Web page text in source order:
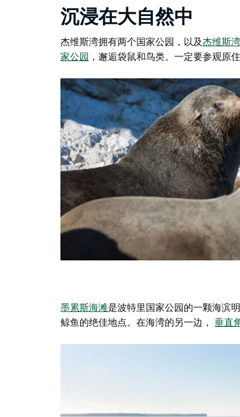
沉浸在大自然中
杰维斯湾拥有两个国家公园，以及杰维斯
家公园 ，邂逅袋鼠和鸟类。一定要参观原
墨累斯海滩是波特里国家公园的一颗海滨
鲸鱼的绝佳地点。在海湾的另一边， 垂直